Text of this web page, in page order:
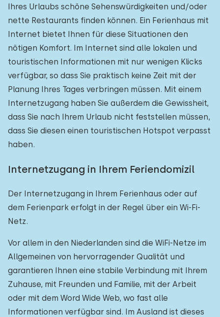
Ihres Urlaubs schöne Sehenswürdigkeiten und/oder
nette Restaurants finden können. Ein Ferienhaus mit
Internet bietet Ihnen für diese Situationen den
nötigen Komfort. Im Internet sind alle lokalen und
touristischen Informationen mit nur wenigen Klicks
verfügbar, so dass Sie praktisch keine Zeit mit der
Planung Ihres Tages verbringen müssen. Mit einem
Internetzugang haben Sie außerdem die Gewissheit,
dass Sie nach Ihrem Urlaub nicht feststellen müssen,
dass Sie diesen einen touristischen Hotspot verpasst
haben.
Internetzugang in Ihrem Feriendomizil
Der Internetzugang in Ihrem Ferienhaus oder auf
dem Ferienpark erfolgt in der Regel über ein Wi-Fi-
Netz.
Vor allem in den Niederlanden sind die WiFi-Netze im
Allgemeinen von hervorragender Qualität und
garantieren Ihnen eine stabile Verbindung mit Ihrem
Zuhause, mit Freunden und Familie, mit der Arbeit
oder mit dem Word Wide Web, wo fast alle
Informationen verfügbar sind. Im Ausland ist dieses